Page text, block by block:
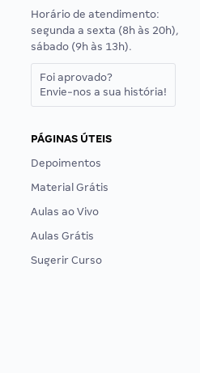
Horário de atendimento:
segunda a sexta (8h às 20h),
sábado (9h às 13h).
Foi aprovado?
Envie-nos a sua história!
PÁGINAS ÚTEIS
Depoimentos
Material Grátis
Aulas ao Vivo
Aulas Grátis
Sugerir Curso